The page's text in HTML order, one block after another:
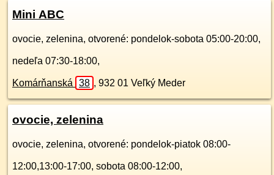
Mini ABC
ovocie, zelenina, otvorené: pondelok-sobota 05:00-20:00,
nedeľa 07:30-18:00,
Komárňanská 38 , 932 01 Veľký Meder
ovocie, zelenina
ovocie, zelenina, otvorené: pondelok-piatok 08:00-
12:00,13:00-17:00, sobota 08:00-12:00,